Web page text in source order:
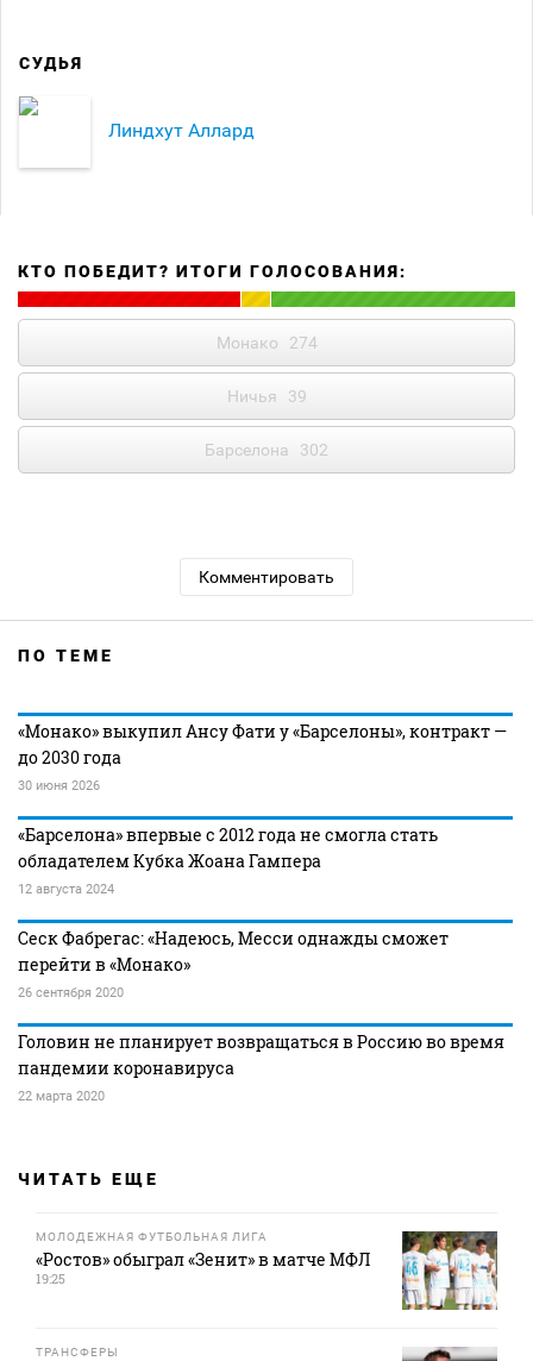
СУДЬЯ
Линдхут Аллард
КТО ПОБЕДИТ? ИТОГИ ГОЛОСОВАНИЯ:
Монако 274
Ничья 39
Барселона 302
Комментировать
ПО ТЕМЕ
«Монако» выкупил Ансу Фати у «Барселоны», контракт —
до 2030 года
30 июня 2026
«Барселона» впервые с 2012 года не смогла стать
обладателем Кубка Жоана Гампера
12 августа 2024
Сеск Фабрегас: «Надеюсь, Месси однажды сможет
перейти в «Монако»
26 сентября 2020
Головин не планирует возвращаться в Россию во время
пандемии коронавируса
22 марта 2020
ЧИТАТЬ ЕЩЕ
МОЛОДЕЖНАЯ ФУТБОЛЬНАЯ ЛИГА
«Ростов» обыграл «Зенит» в матче МФЛ
19:25
ТРАНСФЕРЫ